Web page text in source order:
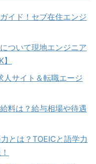
イド！セブ在住エンジ
ついて現地エンジニア
人サイト＆転職エージ
料は？給与相場や待遇
とは？TOEICと語学力